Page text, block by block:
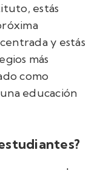
estás
y estás
más
como
educación